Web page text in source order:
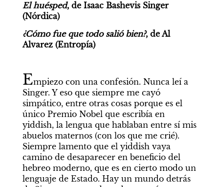
El huésped, de Isaac Bashevis Singer
(Nórdica)
¿Cómo fue que todo salió bien?, de Al
Alvarez (Entropía)
Empiezo con una confesión. Nunca leí a
Singer. Y eso que siempre me cayó
simpático, entre otras cosas porque es el
único Premio Nobel que escribía en
yiddish, la lengua que hablaban entre sí mis
abuelos maternos (con los que me crié).
Siempre lamento que el yiddish vaya
camino de desaparecer en beneficio del
hebreo moderno, que es en cierto modo un
lenguaje de Estado. Hay un mundo detrás